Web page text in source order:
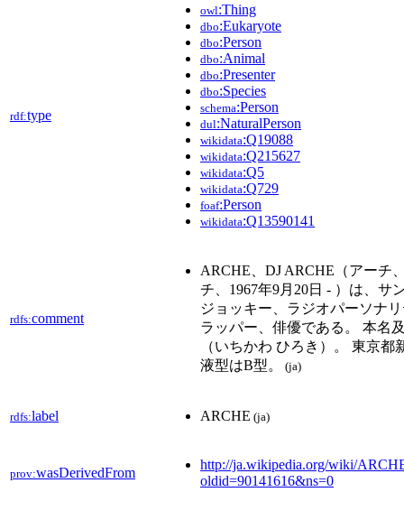
rdf:type
owl:Thing
dbo:Eukaryote
dbo:Person
dbo:Animal
dbo:Presenter
dbo:Species
schema:Person
dul:NaturalPerson
wikidata:Q19088
wikidata:Q215627
wikidata:Q5
wikidata:Q729
foaf:Person
wikidata:Q13590141
rdfs:comment
ARCHE、DJ ARCHE（アーチ
チ、1967年9月20日 - ）は、サ
ジョッキー、ラジオパーソナ
ラッパー、俳優である。 本名
（いちかわ ひろき）。 東京
液型はB型。
(ja)
rdfs:label ARCHE (ja)
prov:wasDerivedFrom
http://ja.wikipedia.org/wiki/
oldid=90141616&ns=0